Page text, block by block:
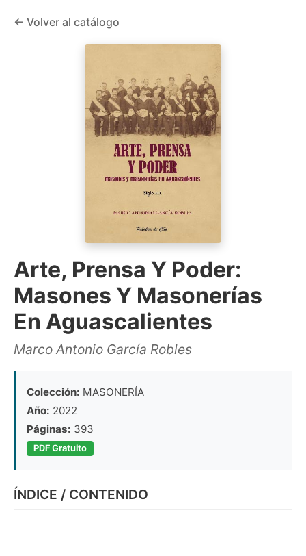
← Volver al catálogo
Arte, Prensa Y Poder:
Masones Y Masonerías
En Aguascalientes
Marco Antonio García Robles
Colección: MASONERÍA
Año: 2022
Páginas: 393
PDF Gratuito
ÍNDICE / CONTENIDO